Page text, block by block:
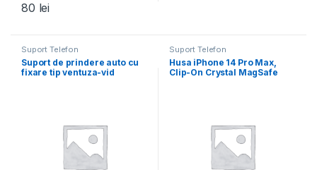
80 lei
Suport Telefon
Suport de prindere auto cu
fixare tip ventuza-vid
Suport Telefon
Husa iPhone 14 Pro Max,
Clip-On Crystal MagSafe